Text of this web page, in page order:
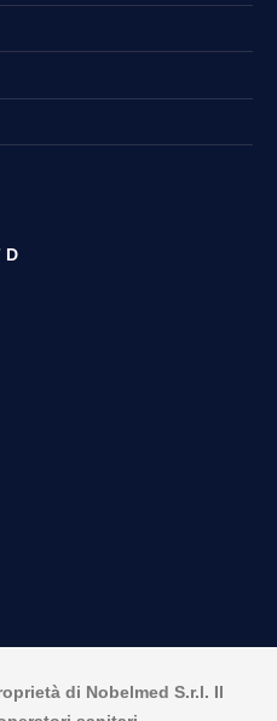
D
di Nobelmed S.r.l. Il